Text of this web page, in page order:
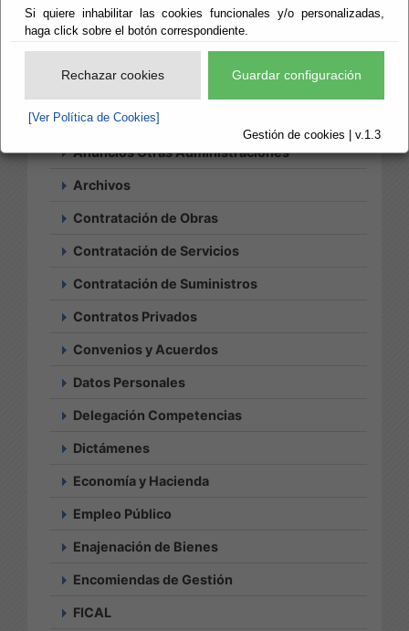
Si quiere inhabilitar las cookies funcionales y/o personalizadas,
haga click sobre el botón correspondiente.
Rechazar cookies Guardar configuración
[Ver Política de Cookies]
Gestión de cookies | v.1.3
Búsqueda
Histórico Suscripciones
Actividades Culturales
Anuncios Otras Administraciones
Archivos
Contratación de Obras
Contratación de Servicios
Contratación de Suministros
Contratos Privados
Convenios y Acuerdos
Datos Personales
Delegación Competencias
Dictámenes
Economía y Hacienda
Empleo Público
Enajenación de Bienes
Encomiendas de Gestión
FICAL